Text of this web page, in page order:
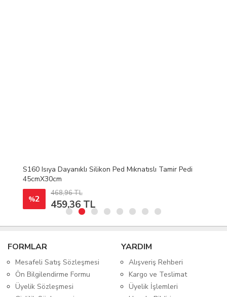
S160 Isıya Dayanıklı Silikon Ped Mıknatıslı Tamir Pedi
45cmX30cm
%2
468,96 TL
459,36 TL
FORMLAR
Mesafeli Satış Sözleşmesi
Ön Bilgilendirme Formu
Üyelik Sözleşmesi
YARDIM
Alışveriş Rehberi
Kargo ve Teslimat
Üyelik İşlemleri